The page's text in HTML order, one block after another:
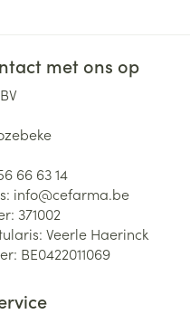
met ons op
66 63 14
info@cefarma.be
371002
Veerle Haerinck
BE0422011069